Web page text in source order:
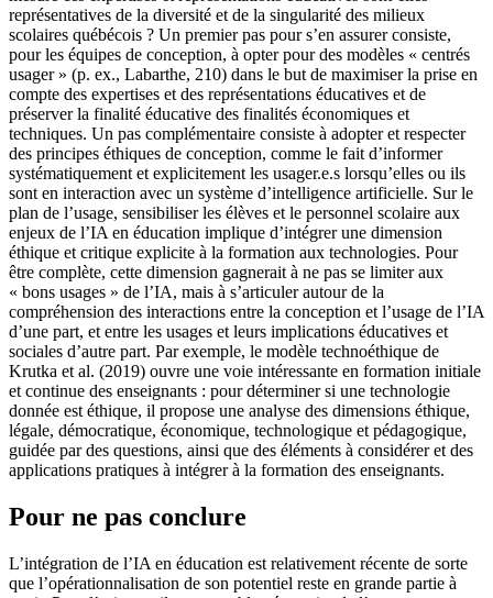
représentatives de la diversité et de la singularité des milieux
scolaires québécois ? Un premier pas pour s’en assurer consiste,
pour les équipes de conception, à opter pour des modèles « centrés
usager » (p. ex., Labarthe, 210) dans le but de maximiser la prise en
compte des expertises et des représentations éducatives et de
préserver la finalité éducative des finalités économiques et
techniques. Un pas complémentaire consiste à adopter et respecter
des principes éthiques de conception, comme le fait d’informer
systématiquement et explicitement les usager.e.s lorsqu’elles ou ils
sont en interaction avec un système d’intelligence artificielle. Sur le
plan de l’usage, sensibiliser les élèves et le personnel scolaire aux
enjeux de l’IA en éducation implique d’intégrer une dimension
éthique et critique explicite à la formation aux technologies. Pour
être complète, cette dimension gagnerait à ne pas se limiter aux
« bons usages » de l’IA, mais à s’articuler autour de la
compréhension des interactions entre la conception et l’usage de l’IA
d’une part, et entre les usages et leurs implications éducatives et
sociales d’autre part. Par exemple, le modèle technoéthique de
Krutka et al. (2019) ouvre une voie intéressante en formation initiale
et continue des enseignants : pour déterminer si une technologie
donnée est éthique, il propose une analyse des dimensions éthique,
légale, démocratique, économique, technologique et pédagogique,
guidée par des questions, ainsi que des éléments à considérer et des
applications pratiques à intégrer à la formation des enseignants.
Pour ne pas conclure
L’intégration de l’IA en éducation est relativement récente de sorte
que l’opérationnalisation de son potentiel reste en grande partie à